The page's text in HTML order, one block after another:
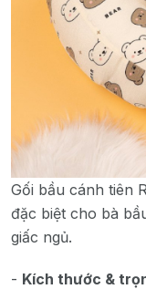
Gối bầu cánh tiên
đặc biệt cho bà
giấc ngủ.
- Kích thước &